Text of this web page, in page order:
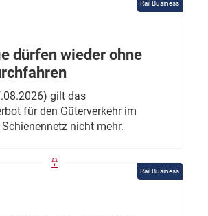
Rail Business
dürfen wieder ohne
gilt das
für den Güterverkehr im
nicht mehr.
Rail Business